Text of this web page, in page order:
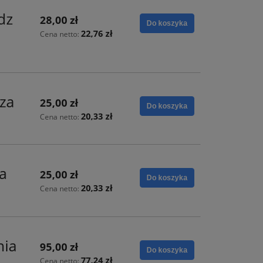
28,00 zł
Cena netto:22,76 zł
Do koszyka
25,00 zł
Cena netto:20,33 zł
Do koszyka
25,00 zł
Cena netto:20,33 zł
Do koszyka
95,00 zł
Cena netto:77,24 zł
Do koszyka